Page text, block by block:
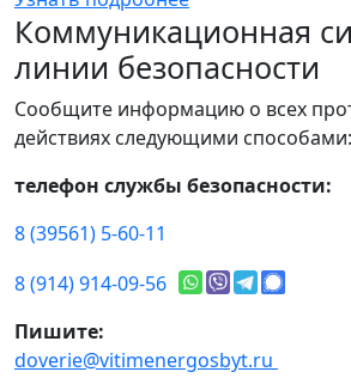
Коммуникационная
линии безопасности
Сообщите информацию о всех
действиях следующими способами:
телефон службы безопасности:
8 (39561) 5-60-11
8 (914) 914-09-56
Пишите:
doverie@vitimenergosbyt.ru